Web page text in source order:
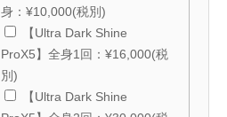
身：¥10,000(税別)
【Ultra Dark Shine
ProX5】全身1回：¥16,000(税
別)
【Ultra Dark Shine